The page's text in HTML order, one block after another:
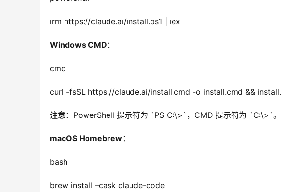
irm https://claude.ai/install.ps1 | iex
Windows CMD ：
cmd
curl -fsSL https://claude.ai/install.cmd -o install.cmd &&
注意 ：PowerShell 提示符为 `PS C:\>`，CMD 提示符为 `C:\>`
macOS Homebrew：
bash
brew install –cask claude-code